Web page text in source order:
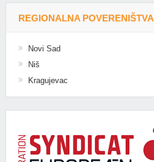
REGIONALNA POVERENIŠTVA
Novi Sad
Niš
Kragujevac